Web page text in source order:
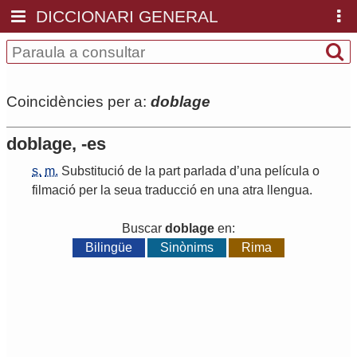
DICCIONARI GENERAL
Coincidències per a: doblage
doblage, -es
s. m. Substitució de la part parlada d’una película o
filmació per la seua traducció en una atra llengua.
Buscar doblage en:
Bilingüe
Sinònims Rima